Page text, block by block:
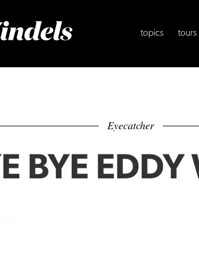
topics tours
Eyecatcher
BYE EDDY